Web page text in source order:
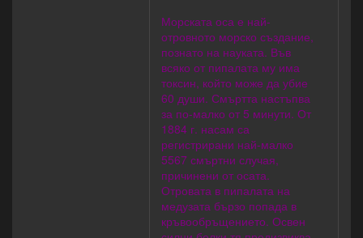
Морската оса е най-
отровното морско създание,
познато на науката. Във
всяко от пипалата му има
токсин, който може да убие
60 души. Смъртта настъпва
за по-малко от 5 минути. От
1884 г. насам са
регистрирани най-малко
5567 смъртни случая,
причинени от осата.
Отровата в пипалата на
медузата бързо попада в
кръвообръщението. Освен